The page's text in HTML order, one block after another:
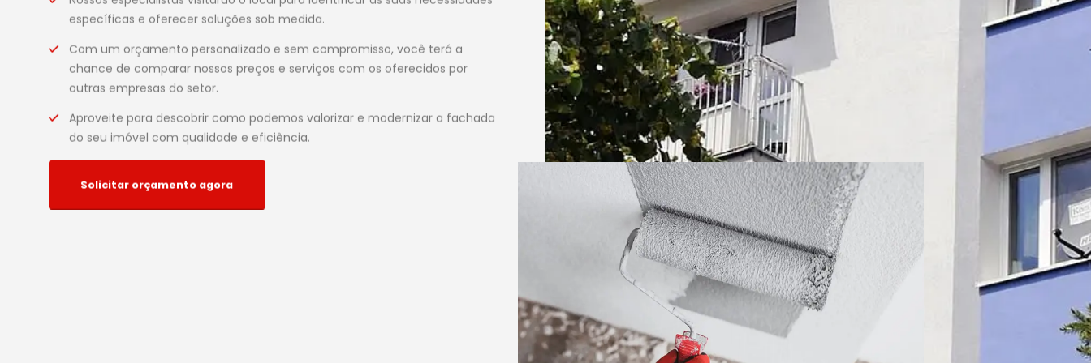
específicas e oferecer soluções sob medida.
Com um orçamento personalizado e sem compromisso, você terá a
chance de comparar nossos preços e serviços com os oferecidos por
outras empresas do setor.
Aproveite para descobrir como podemos valorizar e modernizar a fachada
do seu imóvel com qualidade e eficiência.
Solicitar orçamento agora